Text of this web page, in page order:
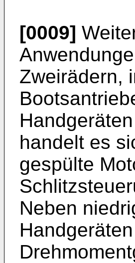
[0009]
Zweirädern,
handelt es
gespülte
Neben